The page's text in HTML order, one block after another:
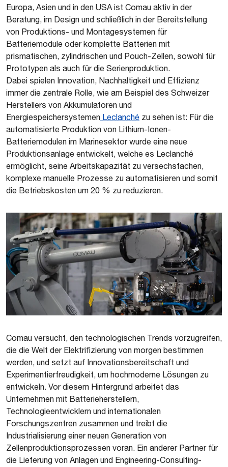
Europa, Asien und in den USA ist Comau aktiv in der
Beratung, im Design und schließlich in der Bereitstellung
von Produktions- und Montagesystemen für
Batteriemodule oder komplette Batterien mit
prismatischen, zylindrischen und Pouch-Zellen, sowohl für
Prototypen als auch für die Serienproduktion.
Dabei spielen Innovation, Nachhaltigkeit und Effizienz
immer die zentrale Rolle, wie am Beispiel des Schweizer
Herstellers von Akkumulatoren und
Energiespeichersystemen Leclanché zu sehen ist: Für die
automatisierte Produktion von Lithium-Ionen-
Batteriemodulen im Marinesektor wurde eine neue
Produktionsanlage entwickelt, welche es Leclanché
ermöglicht, seine Arbeitskapazität zu versechsfachen,
komplexe manuelle Prozesse zu automatisieren und somit
die Betriebskosten um 20 % zu reduzieren.
Comau versucht, den technologischen Trends vorzugreifen,
die die Welt der Elektrifizierung von morgen bestimmen
werden, und setzt auf Innovationsbereitschaft und
Experimentierfreudigkeit, um hochmoderne Lösungen zu
entwickeln. Vor diesem Hintergrund arbeitet das
Unternehmen mit Batterieherstellern,
Technologieentwicklern und internationalen
Forschungszentren zusammen und treibt die
Industrialisierung einer neuen Generation von
Zellenproduktionsprozessen voran. Ein anderer Partner für
die Lieferung von Anlagen und Engineering-Consulting-